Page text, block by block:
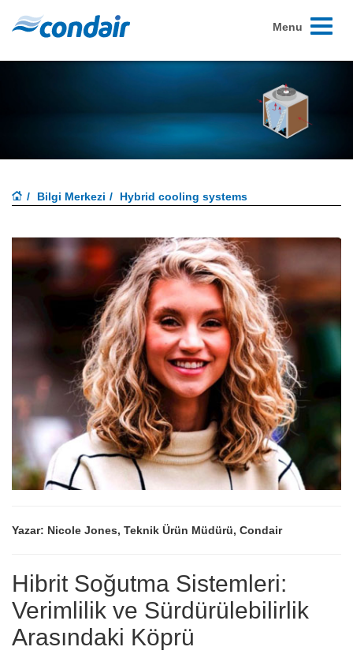
Toggle
Menu
Bilgi Merkezi Hybrid cooling systems
Yazar: Nicole Jones, Teknik Ürün Müdürü, Condair
Hibrit Soğutma Sistemleri:
Verimlilik ve Sürdürülebilirlik
Arasındaki Köprü